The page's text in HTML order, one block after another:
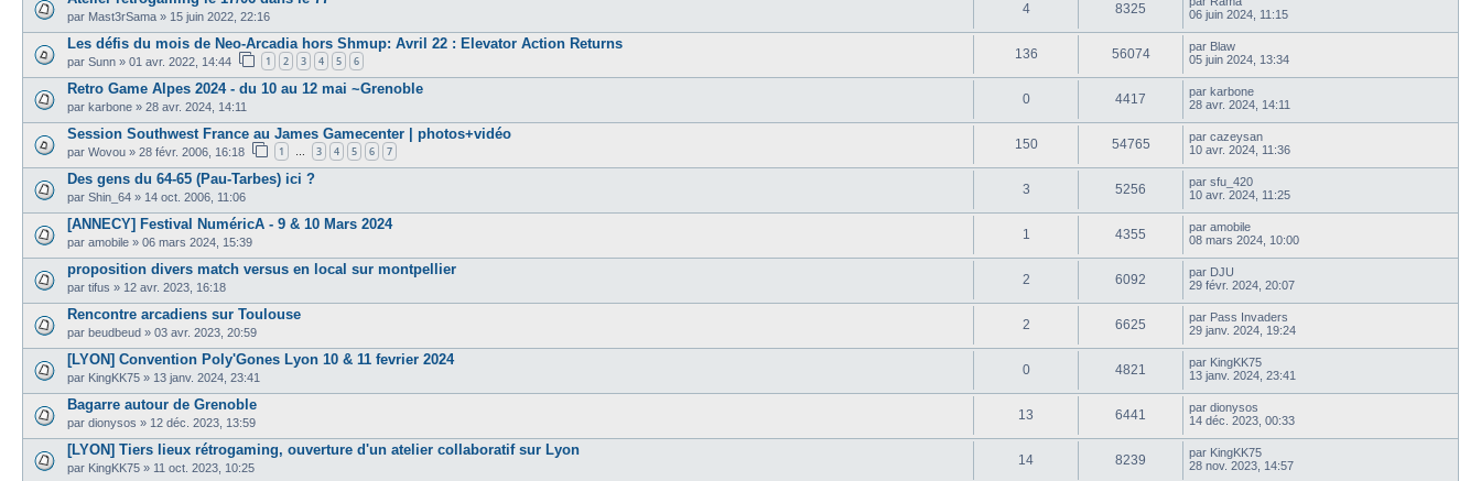
par Mast3rSama » 15 juin 2022, 22:16
4 8325
06 juin 2024, 11:15
Les défis du mois de Neo-Arcadia hors Shmup: Avril 22 : Elevator Action Returns
par Sunn » 01 avr. 2022, 14:44 1 2 3 4 5 6 136 56074 par Blaw
05 juin 2024, 13:34
Retro Game Alpes 2024 - du 10 au 12 mai ~Grenoble
par karbone » 28 avr. 2024, 14:11
0 4417 par karbone
28 avr. 2024, 14:11
Session Southwest France au James Gamecenter | photos+vidéo
par Wovou » 28 févr. 2006, 16:18 1 … 3 4 5 6 7 150 54765 par cazeysan
10 avr. 2024, 11:36
Des gens du 64-65 (Pau-Tarbes) ici ?
par Shin_64 » 14 oct. 2006, 11:06
3 5256 par sfu_420
10 avr. 2024, 11:25
[ANNECY] Festival NuméricA - 9 & 10 Mars 2024
par amobile » 06 mars 2024, 15:39
1 4355 par amobile
08 mars 2024, 10:00
proposition divers match versus en local sur montpellier
par tifus » 12 avr. 2023, 16:18
2 6092 par DJU
29 févr. 2024, 20:07
Rencontre arcadiens sur Toulouse
par beudbeud » 03 avr. 2023, 20:59
2 6625 par Pass Invaders
29 janv. 2024, 19:24
[LYON] Convention Poly'Gones Lyon 10 & 11 fevrier 2024
par KingKK75 » 13 janv. 2024, 23:41
0 4821 par KingKK75
13 janv. 2024, 23:41
Bagarre autour de Grenoble
par dionysos » 12 déc. 2023, 13:59
13 6441 par dionysos
14 déc. 2023, 00:33
[LYON] Tiers lieux rétrogaming, ouverture d'un atelier collaboratif sur Lyon
par KingKK75 » 11 oct. 2023, 10:25
14 8239 par KingKK75
28 nov. 2023, 14:57